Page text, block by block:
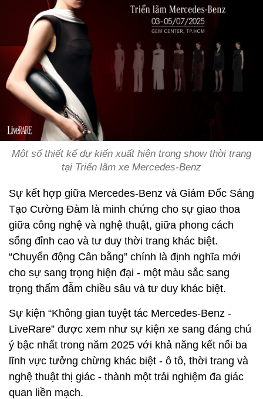
Một số thiết kế dự kiến xuất hiện trong show thời trang
tại Triển lãm xe Mercedes-Benz
Sự kết hợp giữa Mercedes-Benz và Giám Đốc Sáng
Tạo Cường Đàm là minh chứng cho sự giao thoa
giữa công nghệ và nghệ thuật, giữa phong cách
sống đỉnh cao và tư duy thời trang khác biệt.
“Chuyển động Cân bằng” chính là định nghĩa mới
cho sự sang trọng hiện đại - một màu sắc sang
trọng thấm đẫm chiều sâu và tư duy khác biệt.
Sự kiện “Không gian tuyệt tác Mercedes-Benz -
LiveRare” được xem như sự kiện xe sang đáng chú
ý bậc nhất trong năm 2025 với khả năng kết nối ba
lĩnh vực tưởng chừng khác biệt - ô tô, thời trang và
nghệ thuật thị giác - thành một trải nghiệm đa giác
quan liền mạch.